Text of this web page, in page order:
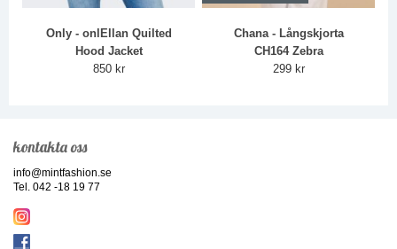
Only - onlEllan Quilted
Hood Jacket
850 kr
Chana - Långskjorta
CH164 Zebra
299 kr
kontakta oss
info@mintfashion.se
Tel. 042 -18 19 77